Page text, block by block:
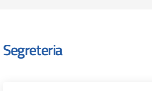
Segreteria